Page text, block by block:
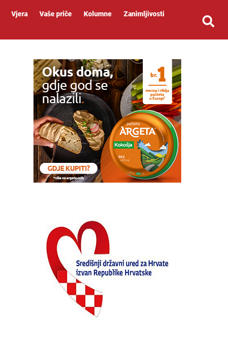
Vjera Vaše priče Kolumne
Zanimljivosti